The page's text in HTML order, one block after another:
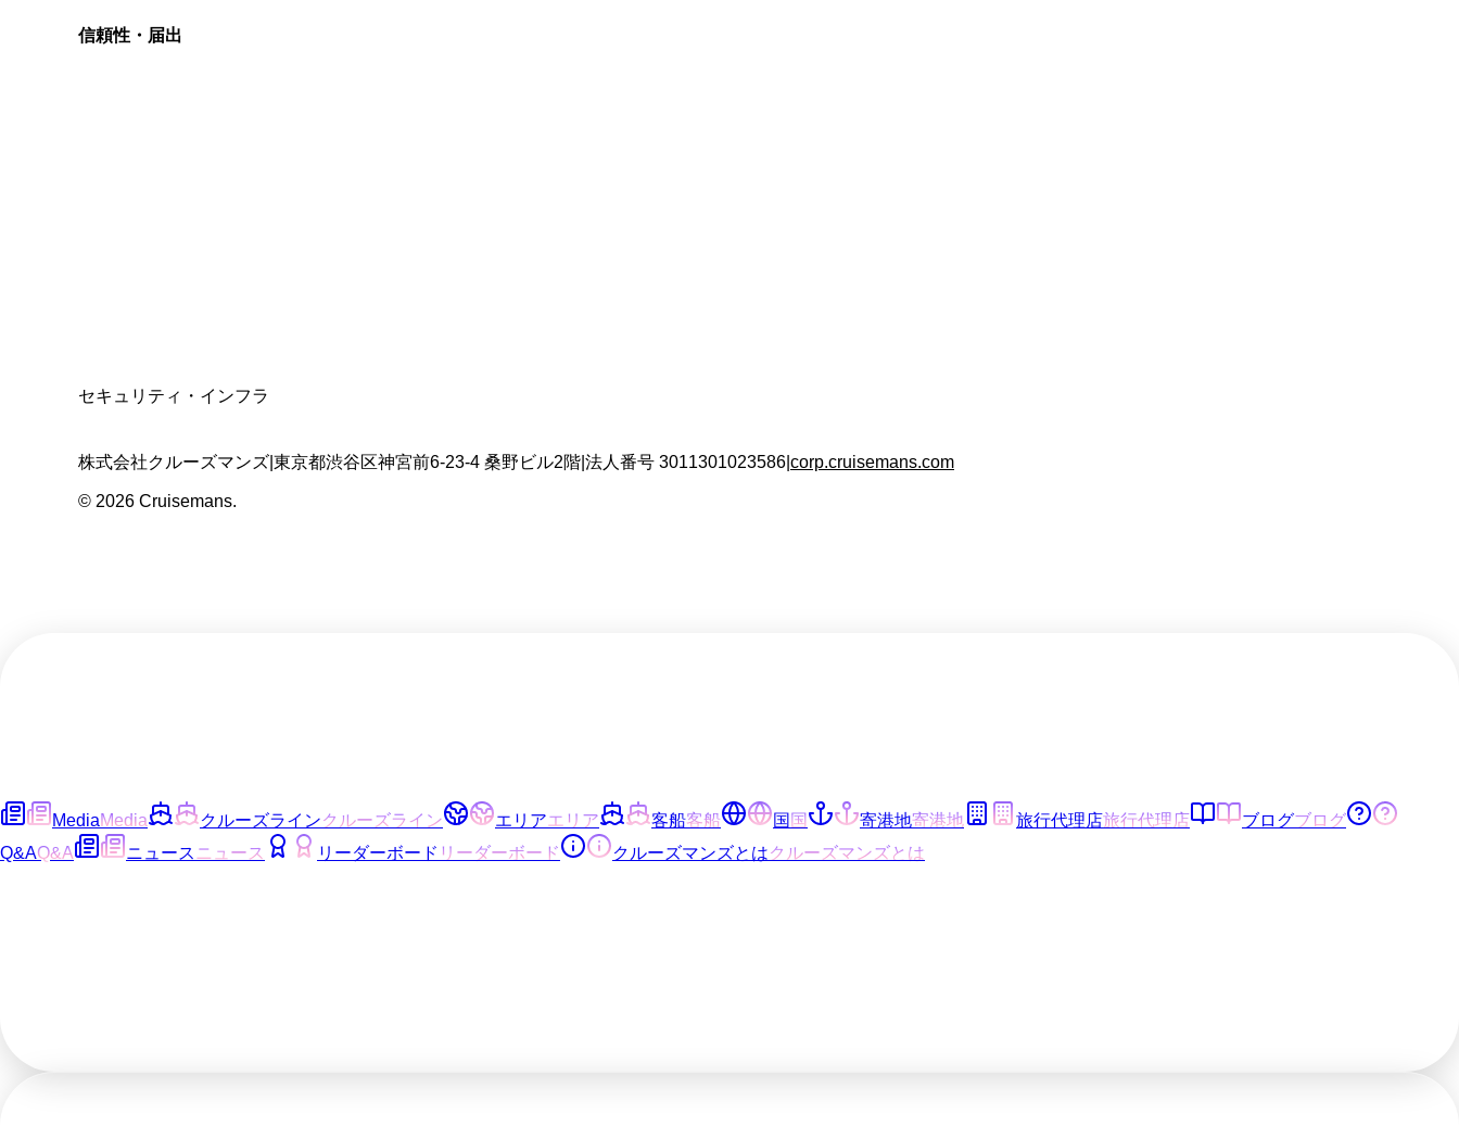
信頼性・届出
セキュリティ・インフラ
株式会社クルーズマンズ 東京都渋谷区神宮前6-23-4 桑野ビル2階 法人番号 3011301023586 corp.cruisemans.com
© 2026 Cruisemans.
MediaMedia クルーズラインクルーズライン エリアエリア 客船客船 国国 寄港地寄港地 旅行代理店旅行代理店 ブログブログ
Q&AQ&A ニュース ニュース リーダーボード リーダーボード クルーズマンズとはクルーズマンズとは